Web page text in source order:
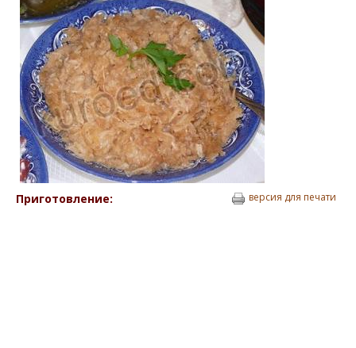
Приготовление: версия для печати